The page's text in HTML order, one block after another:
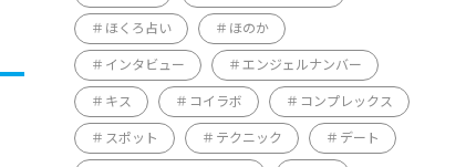
ほくろ占い ほのか
インタビュー エンジェルナンバー
キス コイラボ コンプレックス
スポット テクニック デート